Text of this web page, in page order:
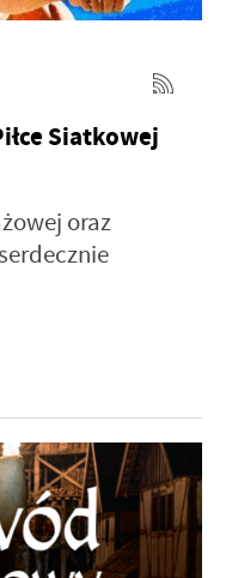
Siatkowej
oraz